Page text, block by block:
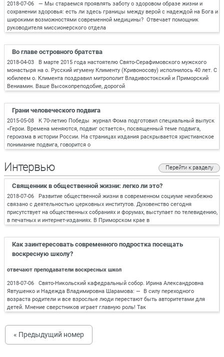
2018-07-06 — Мы стараемся проявлять заботу о здоровом образе жизни и
сохранении здоровья: есть ли здесь границы между верой с надеждой на Бога и
широкими возможностями современной медицины? Отвечает помощник
руководителя миссионерского отдела
Во главе островного братства
2018-04-03 В марте 2015 года настоятелю Свято-Серафимовского мужского
монастыря на о. Русский игумену Клименту (Кривоносову) исполнилось 40 лет. С
юбилеем о. Климента поздравил митрополит Владивостокский и Приморский
Вениамин. Ваше Высокопреподобие, дорогой
Грани человеческого подвига
2015-05-08 К 70-летию Победы журнал Фома подготовил специальный выпуск
«Герои. Времена меняются, подвиг остается», посвященный теме подвига,
героизма в истории России. На страницах издания раскрывается христианское
понимание подвига, говорится о
Интервью Перейти к разделу
Священник в общественной жизни: легко ли это?
2018-07-06 Развитие общественной жизни в современном социуме неизбежно
связано с деятельностью церковных институтов. Духовенство сегодня
присутствует на общественных собраниях и форумах, выступает по телевидению,
в печатных и интернет-изданиях. В Приморском крае в
Как заинтересовать современного подростка посещать
воскресную школу?
отвечают преподаватели воскресных школ
2018-07-06 Свято-Никольский кафедральный собор. Ирина Александровна
Явтушенко и Надежда Владимировна Шарамова: — В силу переходного
возраста родители и все взрослые люди перестают быть авторитетами для
детей. Мнение сверстников играет главную роль! Так
« Предыдущий номер